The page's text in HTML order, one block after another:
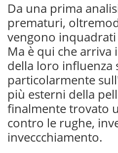
Da una prima
prematuri,
vengono
Ma è qui che
della loro influenza
particolarmente
più esterni della
finalmente trovato
contro le rughe,
inveccchiamento.